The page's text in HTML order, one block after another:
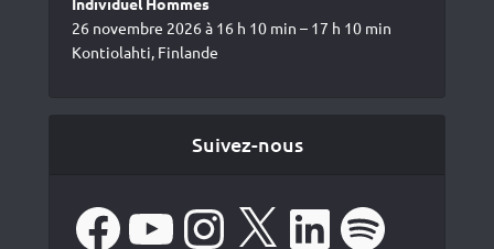
26 novembre 2026 à 16 h 10 min – 17 h 10 min
Kontiolahti, Finlande
Suivez-nous
FacebookYouTube Instagram LinkedIn Spotify